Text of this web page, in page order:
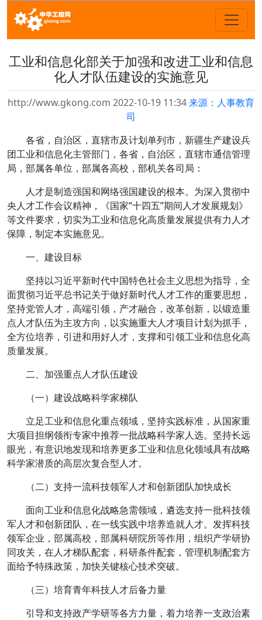
工业和信息化部关于加强和改进工业和信息
化人才队伍建设的实施意见
http://www.gkong.com 2022-10-19 11:34来源：人事教育
司
各省，自治区，直辖市及计划单列市，新疆生产建设兵
团工业和信息化主管部门，各省，自治区，直辖市通信管理
局，部属各单位，部属各高校，部机关各司局：
人才是制造强国和网络强国建设的根本。为深入贯彻中
央人才工作会议精神，《国家“十四五”期间人才发展规划》
等文件要求，切实为工业和信息化高质量发展提供有力人才
保障，制定本实施意见。
一、建设目标
坚持以习近平新时代中国特色社会主义思想为指导，全
面贯彻习近平总书记关于做好新时代人才工作的重要思想，
坚持党管人才，高端引领，产才融合，改革创新，以锻造重
点人才队伍为主攻方向，以实施重大人才项目计划为抓手，
全方位培养，引进和用好人才，支撑和引领工业和信息化高
质量发展。
二、加强重点人才队伍建设
（一）建设战略科学家梯队
立足工业和信息化重点领域，坚持实践标准，从国家重
大项目担纲领衔专家中推荐一批战略科学家人选。坚持长远
眼光，有意识地发现和培养更多工业和信息化领域具有战略
科学家潜质的高层次复合型人才。
（二）支持一流科技领军人才和创新团队加快成长
面向工业和信息化战略急需领域，遴选支持一批科技领
军人才和创新团队，在一线实践中培养造就人才。发挥科技
领军企业，部属高校，部属科研院所等作用，组织产学研协
同攻关，在人才梯队配套，科研条件配套，管理机制配套方
面给予特殊政策，加快关键核心技术突破。
（三）培育青年科技人才后备力量
引导和支持政产学研等各方力量，着力培养一支政治素